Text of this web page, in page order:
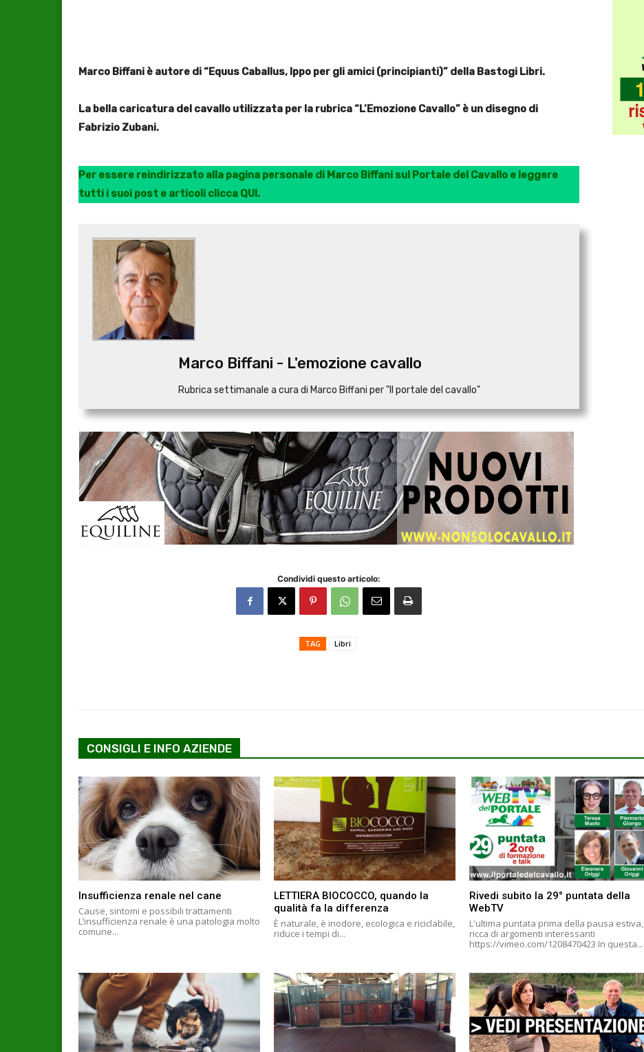
Marco Biffani è autore di “Equus Caballus, Ippo per gli amici (principianti)” della Bastogi Libri.
La bella caricatura del cavallo utilizzata per la rubrica “L’Emozione Cavallo” è un disegno di
Fabrizio Zubani.
Per essere reindirizzato alla pagina personale di Marco Biffani sul Portale del Cavallo e leggere
tutti i suoi post e articoli clicca QUI.
Marco Biffani - L'emozione cavallo
Rubrica settimanale a cura di Marco Biffani per "Il portale del cavallo"
Condividi questo articolo:
TAG Libri
CONSIGLI E INFO AZIENDE
Insufficienza renale nel cane
Cause, sintomi e possibili trattamenti
L’insufficienza renale è una patologia molto
comune...
LETTIERA BIOCOCCO, quando la
qualità fa la differenza
È naturale, è inodore, ecologica e riciclabile,
riduce i tempi di...
Rivedi subito la 29° puntata della
WebTV
L'ultima puntata prima della pausa estiva,
ricca di argomenti interessanti
https://vimeo.com/1208470423 In questa...